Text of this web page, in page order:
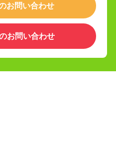
お問い合わせ
お問い合わせ